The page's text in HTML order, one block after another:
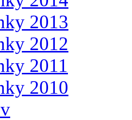
2013
2012
2011
2010